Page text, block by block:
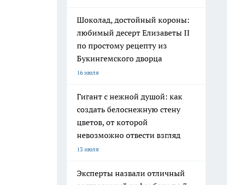
Шоколад, достойный короны:
любимый десерт Елизаветы II
по простому рецепту из
Букингемского дворца
16 июля
Гигант с нежной душой: как
создать белоснежную стену
цветов, от которой
невозможно отвести взгляд
13 июля
Эксперты назвали отличный